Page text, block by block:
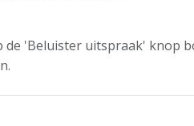
'Beluister uitspraak' knop